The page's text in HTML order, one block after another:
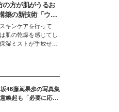
度を高めるベースと
ものの美しさ”に改
人が増えている様
そんな憧れの艶やか
叶える、美容好きの
アケア事情を紹介し
の方が肌がうるお
築の新技術「ウォ
チャリングスキ
）」がスキンケア
える予感
キンケアを行って
肌の乾燥を感じてし
湿ミストが手放せな
革新的な「Water
（ウォーターキャ
スキン：捕水肌）」
が構築した。
46藤嶌果歩の写真集
喚起も「必要に応じ